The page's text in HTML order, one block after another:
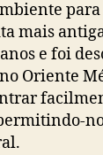
mais
e foi
Oriente